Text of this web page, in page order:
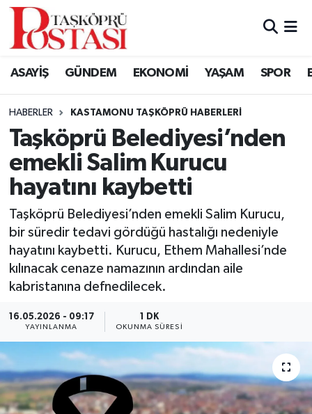
ASAYİŞ GÜNDEM EKONOMİ YAŞAM SPOR
HABERLER KASTAMONU TAŞKÖPRÜ HABERLERI
Taşköprü Belediyesi’nden
emekli Salim Kurucu
hayatını kaybetti
Taşköprü Belediyesi’nden emekli Salim Kurucu,
bir süredir tedavi gördüğü hastalığı nedeniyle
hayatını kaybetti. Kurucu, Ethem Mahallesi’nde
kılınacak cenaze namazının ardından aile
kabristanına defnedilecek.
16.05.2026 - 09:17
YAYINLANMA
1 DK
OKUNMA SÜRESI
Kastamonu Vefat Edenler
Araç Haberleri
Azdavay Haberleri
Bozkurt Haberleri
Çatalzeytin Haberleri
Devrekani Haberleri
Doğanyurt Haberleri